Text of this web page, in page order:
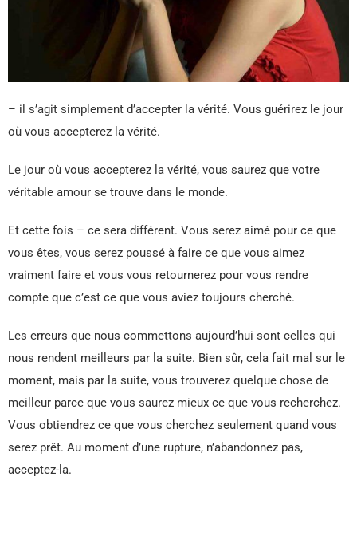
– il s’agit simplement d’accepter la vérité. Vous guérirez le jour
où vous accepterez la vérité.
Le jour où vous accepterez la vérité, vous saurez que votre
véritable amour se trouve dans le monde.
Et cette fois – ce sera différent. Vous serez aimé pour ce que
vous êtes, vous serez poussé à faire ce que vous aimez
vraiment faire et vous vous retournerez pour vous rendre
compte que c’est ce que vous aviez toujours cherché.
Les erreurs que nous commettons aujourd’hui sont celles qui
nous rendent meilleurs par la suite. Bien sûr, cela fait mal sur le
moment, mais par la suite, vous trouverez quelque chose de
meilleur parce que vous saurez mieux ce que vous recherchez.
Vous obtiendrez ce que vous cherchez seulement quand vous
serez prêt. Au moment d’une rupture, n’abandonnez pas,
acceptez-la.